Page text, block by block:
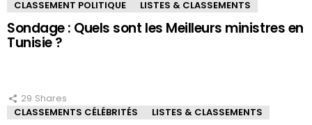
CLASSEMENT POLITIQUE
LISTES & CLASSEMENTS
Sondage : Quels sont les Meilleurs ministres en
Tunisie ?
29 Shares
CLASSEMENTS CÉLÉBRITÉS
LISTES & CLASSEMENTS